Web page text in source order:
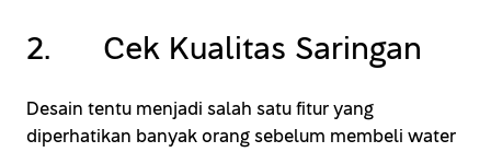
2. Cek Kualitas Saringan
Desain tentu menjadi salah satu fitur yang
diperhatikan banyak orang sebelum membeli water